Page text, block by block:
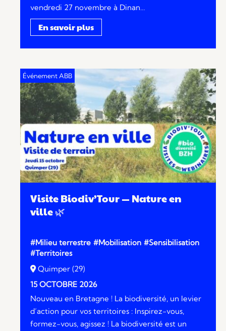
vendredi 27 novembre à Dinan…
En savoir plus
Visite Biodiv’Tour — Nature en
ville 🌿
#Milieu terrestre #Mobilisation #Sensibilisation
#Territoires
Quimper (29)
15 OCTOBRE 2026
Nouveau en Bretagne ! La biodiversité, un levier
d’action pour vos territoires : Inspirez-vous,
formez-vous, agissez ! La biodiversité est un